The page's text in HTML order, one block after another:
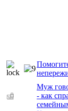
Муж
- как